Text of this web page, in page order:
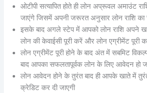
ओटीपी सत्यापित होते ही लोन अप्रूवल अमाउंट
जाएंगे जिसमें अपनी जरूरत अनुसार लोन राशि
इसके बाद अगले स्टेप में आपको लोन राशि अपने
लोन की केवाईसी पूरी करें और लोन एग्रीमेंट पूरी
लोन एग्रीमेंट पूरी होने के बाद अंत में सबमिट
बाद आपका सफलतापूर्वक लोन के लिए आवेदन हो
लोन आवेदन होने के तुरंत बाद ही आपके खाते में
क्रेडिट कर दी जाएगी